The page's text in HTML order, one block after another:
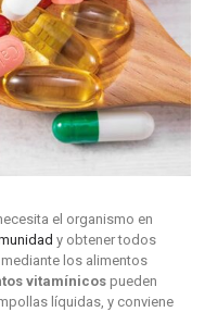
el organismo en
y obtener todos
los alimentos
vitamínicos pueden
líquidas, y conviene